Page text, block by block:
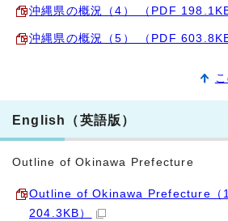
沖縄県の概況（4） （PDF 198.1KB
沖縄県の概況（5） （PDF 603.8KB
English（英語版）
Outline of Okinawa Prefecture
Outline of Okinawa Prefecture（1
204.3KB）